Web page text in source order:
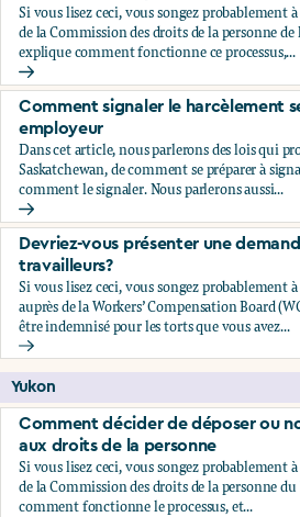
Si vous lisez ceci, vous songez probablement
de la Commission des droits de la personne de
explique comment fonctionne ce processus,...
Comment décider de déposer ou
Comment signaler le harcèlement
employeur
Dans cet article, nous parlerons des lois qui
Saskatchewan, de comment se préparer à
comment le signaler. Nous parlerons aussi...
Comment signaler le harcèlement
Devriez-vous présenter une
travailleurs?
Si vous lisez ceci, vous songez probablement
auprès de la Workers’ Compensation Board
être indemnisé pour les torts que vous avez...
Devriez-vous présenter une
Yukon
Comment décider de déposer ou
aux droits de la personne
Si vous lisez ceci, vous songez probablement
de la Commission des droits de la personne
comment fonctionne le processus, et...